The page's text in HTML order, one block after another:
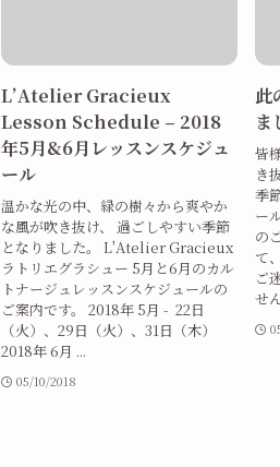
L’Atelier Gracieux
Lesson Schedule – 2018
年5月&6月レッスンスケジュ
ール
温かな光の中、緑の樹々から爽やか
な風が吹き抜け、 過ごしやすい季節
となりました。 L'Atelier Gracieux
ラトリエグラシュー 5月と6月のカル
トナージュレッスンスケジュールの
ご案内です。 2018年 5月 - 22日
（火）、29日（火）、31日（木）
2018年 6月 ...
05/10/2018
此
ま
皆
き
季
ー
の
て
ご
せ